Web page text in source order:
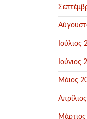
Ιούλιος
Ιούνιος
Μάιος